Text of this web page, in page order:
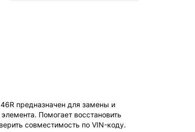
предназначен для замены и
Помогает восстановить
совместимость по VIN-коду.